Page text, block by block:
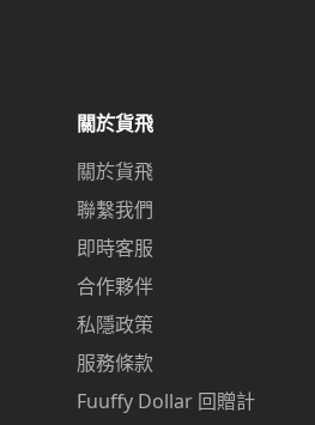
關於貨飛
關於貨飛
聯繫我們
即時客服
合作夥伴
私隱政策
服務條款
Fuuffy Dollar 回贈計